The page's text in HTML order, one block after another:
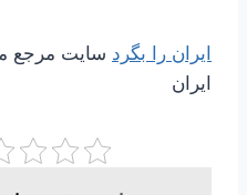
ایران را بگرد سایت مرجع
ایران